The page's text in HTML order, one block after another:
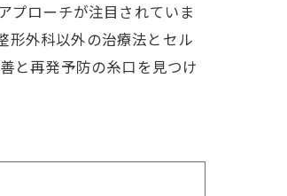
プローチが注目されていま
形外科以外の治療法とセル
と再発予防の糸口を見つけ